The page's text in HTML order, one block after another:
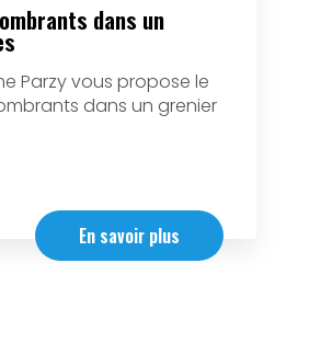
dans un
Parzy vous propose le
dans un grenier
En savoir plus